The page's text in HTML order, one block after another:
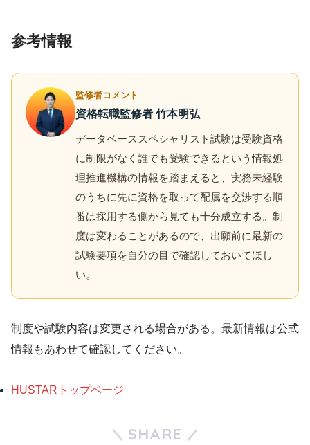
参考情報
監修者コメント
資格転職監修者 竹本明弘
データベーススペシャリスト試験は受験資格
に制限がなく誰でも受験できるという情報処
理推進機構の情報を踏まえると、実務未経験
のうちに先に資格を取って配属を交渉する順
番は採用する側から見ても十分成立する。制
度は変わることがあるので、出願前に最新の
試験要項を自分の目で確認しておいてほし
い。
制度や試験内容は変更される場合がある。最新情報は公式
情報もあわせて確認してください。
HUSTARトップページ
SHARE